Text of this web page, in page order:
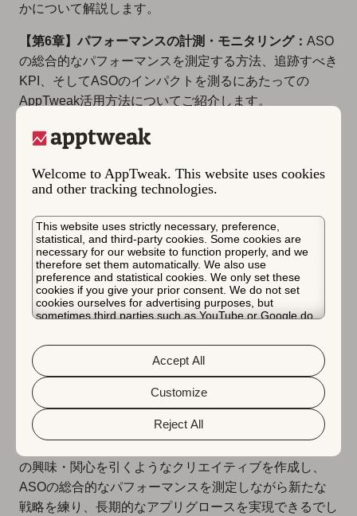
Welcome to AppTweak. This website uses cookies
and other tracking technologies.
This website uses strictly necessary, preference,
statistical, and third-party cookies. Some cookies are
necessary for our website to function properly, and we
therefore set them automatically. We also use
preference and statistical cookies. We only set these
cookies if you give your prior consent. We do not set
cookies ourselves for advertising purposes, but
sometimes third parties such as YouTube or Google do.
about the protection of your personal data and the
different cookies we use, please read our
&Privacy Policy. You can customize your cookie settings
and preferences by clicking the “Customize” button.
Reject All
Customize
Accept All
かについて解説します。
【第6章】パフォーマンスの計測・モニタリング： ASO
の総合的なパフォーマンスを測定する方法、追跡すべき
KPI、そしてASOのインパクトを測るにあたっての
AppTweak活用方法についてご紹介します。
【第7章】最終試験 – 認定資格を取得：
すると、AppTweak認証の資格証明書が取得できます。
試験は、ASOの知識とAppTweakツールの活用法の両方
を試す60問の選択問題で構成されています。また試験
合格後は、あなたのネットワークに共有できる電子証明
書をダウンロードすることができます。
最後に
「ASO with AppTweak」を受講することで、ASOに注
力することの価値や重要性について理解を深められるだ
けでなく、AppTweakを活用しながら自社アプリのメタ
データを分析してストアでの可視性を高めるのに効果的
の興味・関心を引くようなクリエイティブを作成し、
ASOの総合的なパフォーマンスを測定しながら新たな
戦略を練り、長期的なアプリグロースを実現できるでし